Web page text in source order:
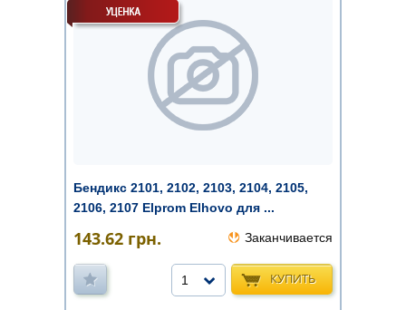
Бендикс 2101, 2102, 2103, 2104, 2105,
2106, 2107 Elprom Elhovo для ...
143.62 грн. Заканчивается
КУПИТЬ
1